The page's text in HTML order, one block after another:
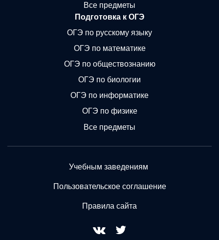
Все предметы
Подготовка к ОГЭ
ОГЭ по русскому языку
ОГЭ по математике
ОГЭ по обществознанию
ОГЭ по биологии
ОГЭ по информатике
ОГЭ по физике
Все предметы
Учебным заведениям
Пользовательское соглашение
Правила сайта